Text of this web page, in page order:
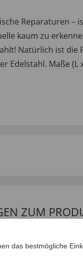
Reparaturen –
kaum zu
Natürlich ist
Maße (L
ZUM
das bestmögliche